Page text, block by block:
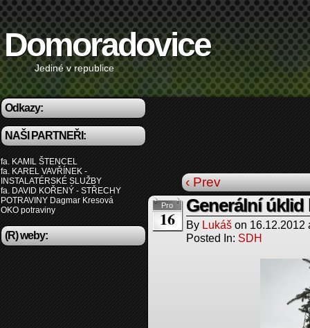
Domoradovice
Jediné v republice
Odkazy:
NAŠI PARTNEŘI:
fa. KAMIL ŠTENCEL
fa. KAREL VAVŘÍNEK -
INSTALATÉRSKÉ SLUŽBY
fa. DAVID KOŘENÝ - STŘECHY
POTRAVINY Dagmar Kresová
OKO potraviny
(R) weby:
‹ Prev
Pro
16
Generální úklid
By Lukáš on 16.12.2012
Posted In: SDH